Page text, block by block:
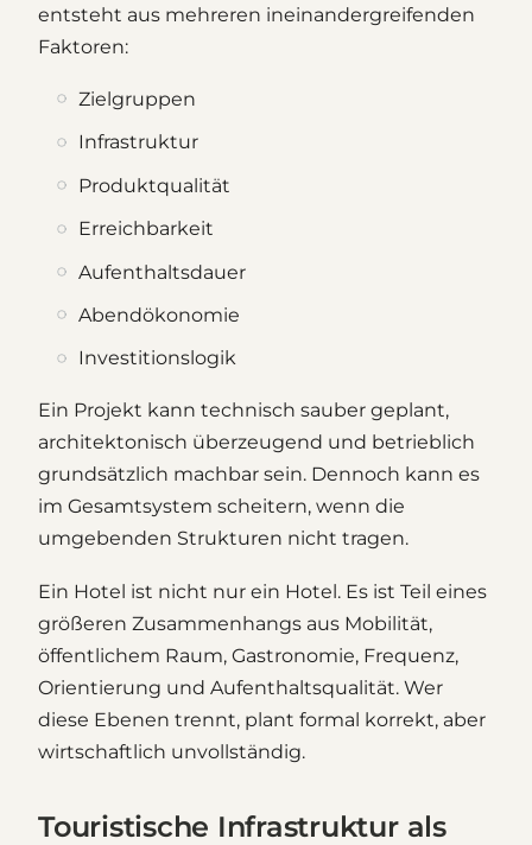
entsteht aus mehreren ineinandergreifenden
Faktoren:
Zielgruppen
Infrastruktur
Produktqualität
Erreichbarkeit
Aufenthaltsdauer
Abendökonomie
Investitionslogik
Ein Projekt kann technisch sauber geplant,
architektonisch überzeugend und betrieblich
grundsätzlich machbar sein. Dennoch kann es
im Gesamtsystem scheitern, wenn die
umgebenden Strukturen nicht tragen.
Ein Hotel ist nicht nur ein Hotel. Es ist Teil eines
größeren Zusammenhangs aus Mobilität,
öffentlichem Raum, Gastronomie, Frequenz,
Orientierung und Aufenthaltsqualität. Wer
diese Ebenen trennt, plant formal korrekt, aber
wirtschaftlich unvollständig.
Touristische Infrastruktur als